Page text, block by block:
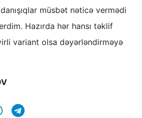
müsbət nəticə vermədi
Hazırda hər hansı təklif
variant olsa dəyərləndirməyə